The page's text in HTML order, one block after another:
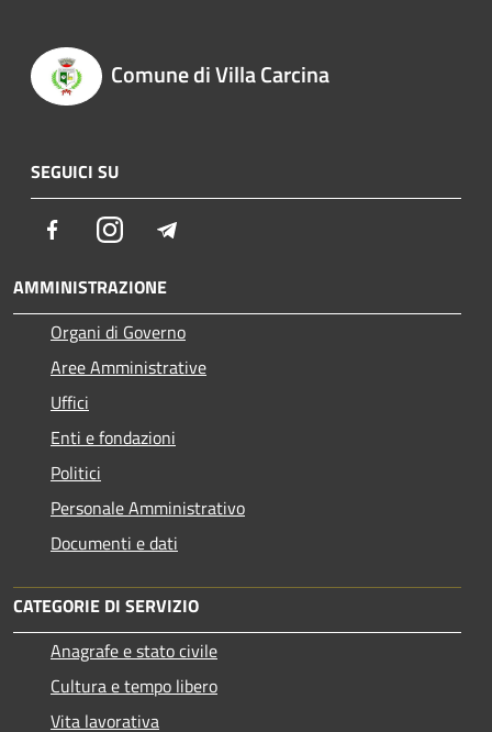
Comune di Villa Carcina
SEGUICI SU
FacebookInstagram
AMMINISTRAZIONE
Organi di Governo
Aree Amministrative
Uffici
Enti e fondazioni
Politici
Personale Amministrativo
Documenti e dati
CATEGORIE DI SERVIZIO
Anagrafe e stato civile
Cultura e tempo libero
Vita lavorativa